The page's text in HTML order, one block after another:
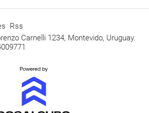
Rss
Carnelli 1234, Montevido, Uruguay.